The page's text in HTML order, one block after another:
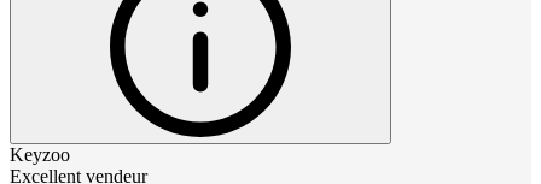
Keyzoo
Excellent vendeur